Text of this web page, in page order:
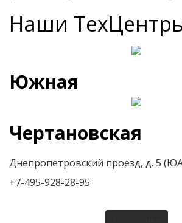
Наши
Южная
Чертановская
Днепропетровский проезд, д. 5
+7-495-928-28-95